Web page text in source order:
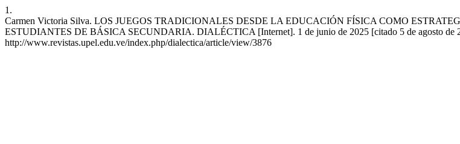
1.
Carmen Victoria Silva. LOS JUEGOS TRADICIONALES DESDE LA EDUCACIÓN FÍSICA COMO
ESTUDIANTES DE BÁSICA SECUNDARIA. DIALÉCTICA [Internet]. 1 de junio de 2025 [citado 5 de agosto de
http://www.revistas.upel.edu.ve/index.php/dialectica/article/view/3876